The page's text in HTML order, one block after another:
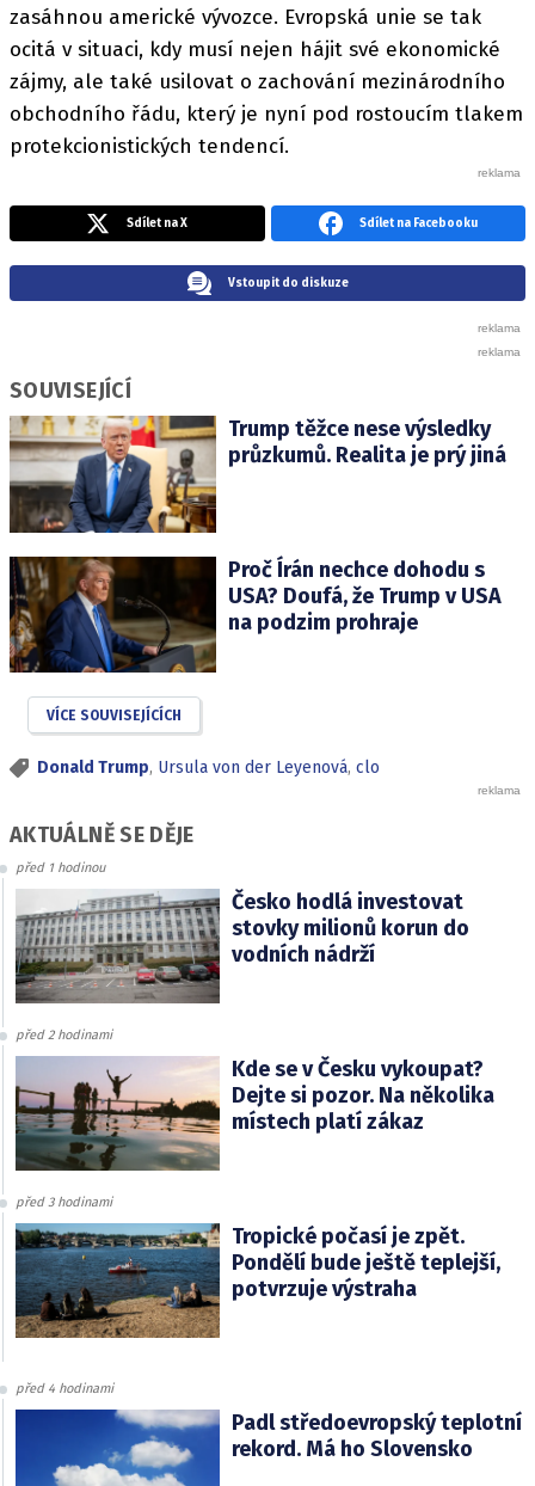
zasáhnou americké vývozce. Evropská unie se tak
ocitá v situaci, kdy musí nejen hájit své ekonomické
zájmy, ale také usilovat o zachování mezinárodního
obchodního řádu, který je nyní pod rostoucím tlakem
protekcionistických tendencí.
Sdílet na X Sdílet na Facebooku
Vstoupit do diskuze
SOUVISEJÍCÍ
Trump těžce nese výsledky
průzkumů. Realita je prý jiná
Proč Írán nechce dohodu s
USA? Doufá, že Trump v USA
na podzim prohraje
VÍCE SOUVISEJÍCÍCH
Donald Trump, Ursula von der Leyenová, clo
AKTUÁLNĚ SE DĚJE
před 1 hodinou
Česko hodlá investovat
stovky milionů korun do
vodních nádrží
před 2 hodinami
Kde se v Česku vykoupat?
Dejte si pozor. Na několika
místech platí zákaz
před 3 hodinami
Tropické počasí je zpět.
Pondělí bude ještě teplejší,
potvrzuje výstraha
před 4 hodinami
Padl středoevropský teplotní
rekord. Má ho Slovensko